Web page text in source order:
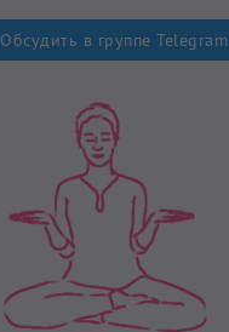
Обсудить в группе Telegram